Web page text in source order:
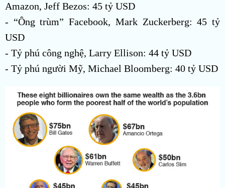
Amazon, Jeff Bezos: 45 tỷ USD
- “Ông trùm” Facebook, Mark Zuckerberg: 45 tỷ
USD
- Tỷ phú công nghệ, Larry Ellison: 44 tỷ USD
- Tỷ phú người Mỹ, Michael Bloomberg: 40 tỷ USD